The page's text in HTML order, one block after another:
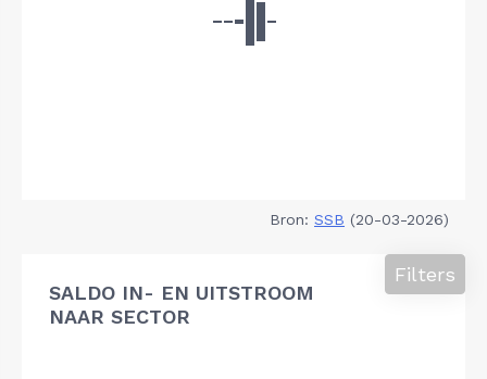
Bron: SSB (20-03-2026)
SALDO IN- EN UITSTROOM
NAAR SECTOR
Filters